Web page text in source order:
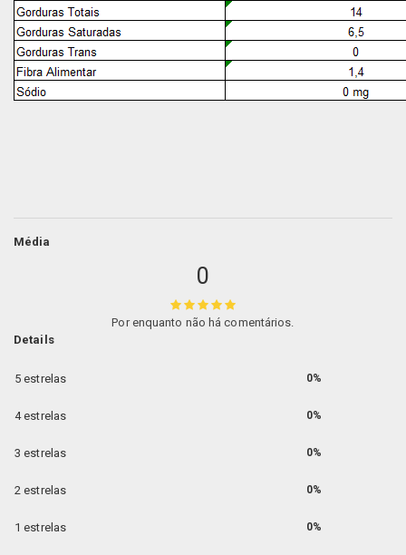
Média
0
Por enquanto não há comentários.
Details
5 estrelas 0%
4 estrelas 0%
3 estrelas 0%
2 estrelas 0%
1 estrelas 0%